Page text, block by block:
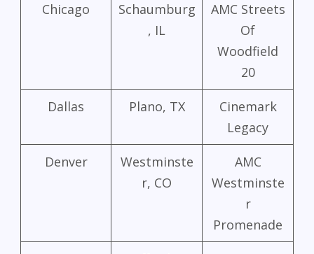
Chicago
Schaumburg
, IL
AMC Streets
Of
Woodfield
20
Dallas Plano, TX
Cinemark
Legacy
Denver
Westminste
r, CO
AMC
Westminste
r
Promenade